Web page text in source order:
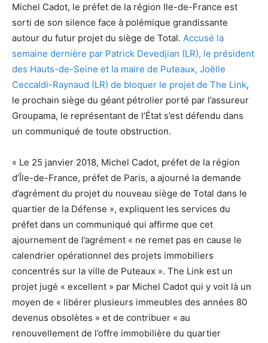
Michel Cadot, le préfet de la région Ile-de-France est
sorti de son silence face à polémique grandissante
autour du futur projet du siège de Total. Accusé la
semaine dernière par Patrick Devedjian (LR), le président
des Hauts-de-Seine et la maire de Puteaux, Joëlle
Ceccaldi-Raynaud (LR) de bloquer le projet de The Link,
le prochain siège du géant pétrolier porté par l’assureur
Groupama, le représentant de l’État s’est défendu dans
un communiqué de toute obstruction.
« Le 25 janvier 2018, Michel Cadot, préfet de la région
d’Île-de-France, préfet de Paris, a ajourné la demande
d’agrément du projet du nouveau siège de Total dans le
quartier de la Défense », expliquent les services du
préfet dans un communiqué qui affirme que cet
ajournement de l’agrément « ne remet pas en cause le
calendrier opérationnel des projets immobiliers
concentrés sur la ville de Puteaux ». The Link est un
projet jugé « excellent » par Michel Cadot qui y voit là un
moyen de « libérer plusieurs immeubles des années 80
devenus obsolètes » et de contribuer « au
renouvellement de l’offre immobilière du quartier